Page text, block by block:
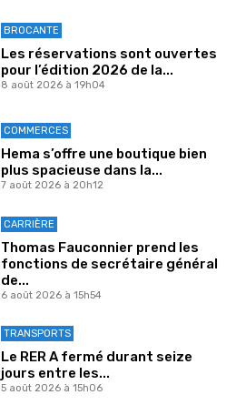
BROCANTE
Les réservations sont ouvertes
pour l’édition 2026 de la...
8 août 2026 à 19h04
COMMERCES
Hema s’offre une boutique bien
plus spacieuse dans la...
7 août 2026 à 20h12
CARRIÈRE
Thomas Fauconnier prend les
fonctions de secrétaire général
de...
6 août 2026 à 15h54
TRANSPORTS
Le RER A fermé durant seize
jours entre les...
5 août 2026 à 15h06